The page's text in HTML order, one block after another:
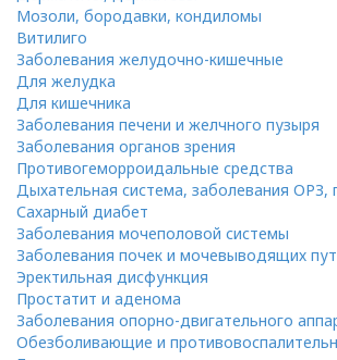
Мозоли, бородавки, кондиломы
Витилиго
Заболевания желудочно-кишечные
Для желудка
Для кишечника
Заболевания печени и желчного пузыря
Заболевания органов зрения
Противогеморроидальные средства
Дыхательная система, заболевания ОРЗ,
Сахарный диабет
Заболевания мочеполовой системы
Заболевания почек и мочевыводящих
Эректильная дисфункция
Простатит и аденома
Заболевания опорно-двигательного
Обезболивающие и